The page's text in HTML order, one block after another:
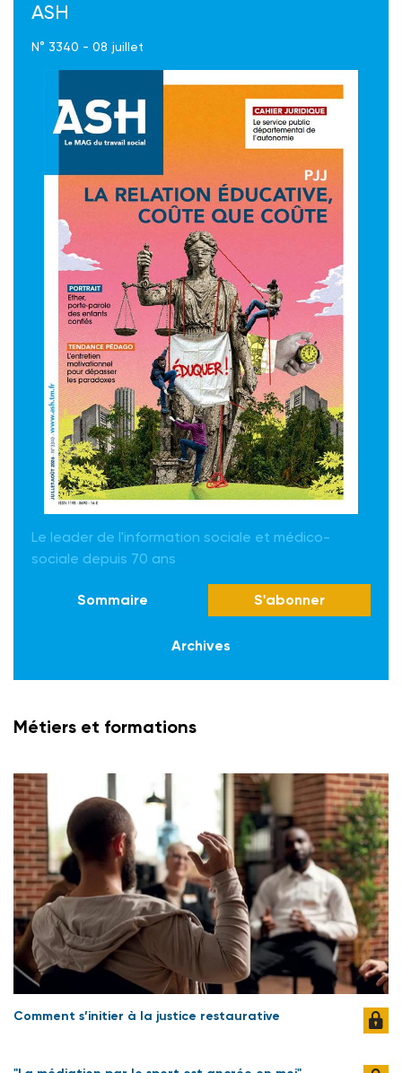
ASH
N° 3340 - 08 juillet
Le leader de l'information sociale et médico-
sociale depuis 70 ans
Sommaire S'abonner
Archives
Métiers et formations
Comment s’initier à la justice restaurative